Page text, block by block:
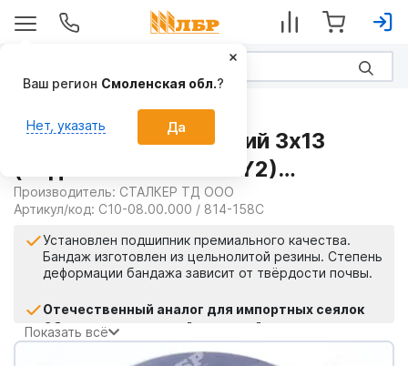
Каток прикатывающий 3х13
(подшипник 5203KYY2)
КП330.75.5203 на Сеялки
зерновые
Производитель: СТАЛКЕР ТД ООО
Артикул/код: С10-08.00.000 / 814-158C
Установлен подшипник премиального качества.
Бандаж изготовлен из цельнолитой резины. Степень
деформации бандажа зависит от твёрдости почвы.
Отечественный аналог для импортных сеялок
Обеспечит ровные и "дружные" всходы
Показать всё
Ваш регион Смоленская обл.?
Нет, указать Да